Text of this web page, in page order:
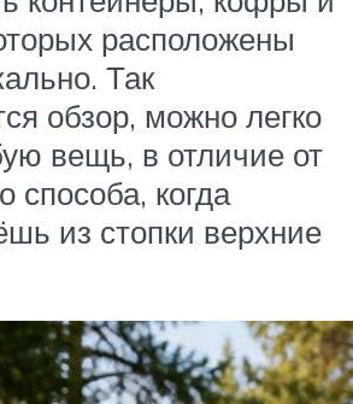
расположены
Так
обзор, можно легко
вещь, в отличие от
способа, когда
из стопки верхние